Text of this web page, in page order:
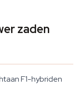
zaden
F1-hybriden